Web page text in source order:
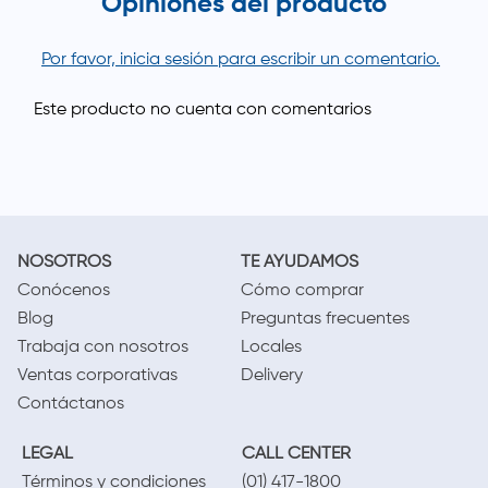
Por favor, inicia sesión para escribir un comentario.
NOSOTROS
Conócenos
Blog
Trabaja con nosotros
Ventas corporativas
Contáctanos
TE AYUDAMOS
Cómo comprar
Preguntas frecuentes
Locales
Delivery
LEGAL
Términos y condiciones
CALL CENTER
(01) 417-1800